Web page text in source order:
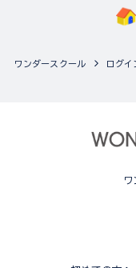
ワンダースクール ログイ
ワ